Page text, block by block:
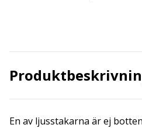
En av ljusstakarna är ej